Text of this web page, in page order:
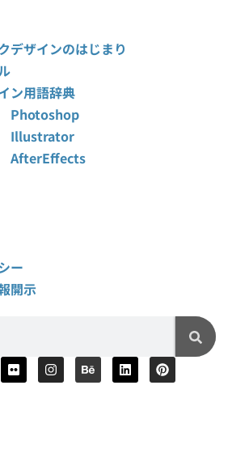
デザインのはじまり
ン用語辞典
Photoshop
Illustrator
AfterEffects
ー
開示